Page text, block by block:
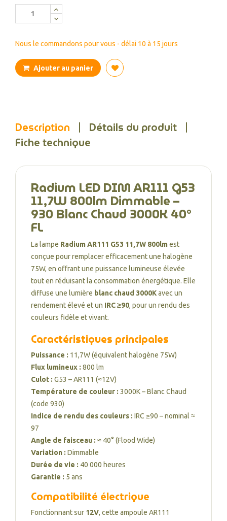
Nous le commandons pour vous - délai 10 à 15 jours
Ajouter au panier
Description
Détails du produit
Fiche technique
Radium LED DIM AR111 G53
11,7W 800lm Dimmable –
930 Blanc Chaud 3000K 40°
FL
La lampe Radium AR111 G53 11,7W 800lmest
conçue pour remplacer efficacement une halogène
75W, en offrant une puissance lumineuse élevée
tout en réduisant la consommation énergétique. Elle
diffuse une lumière blanc chaud 3000Kavec un
rendement élevé et un IRC ≥90, pour un rendu des
couleurs fidèle et vivant.
Caractéristiques principales
Puissance : 11,7W (équivalent halogène 75W)
Flux lumineux : 800 lm
Culot : G53 – AR111 (≈12V)
Température de couleur : 3000K – Blanc Chaud
(code 930)
Indice de rendu des couleurs : IRC ≥90 – nominal ≈
97
Angle de faisceau : ≈ 40° (Flood Wide)
Variation : Dimmable
Durée de vie : 40 000 heures
Garantie : 5 ans
Compatibilité électrique
Fonctionnant sur 12V, cette ampoule AR111